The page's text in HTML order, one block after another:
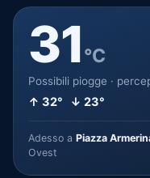
31°C
Possibili piogge ·
↑ 32° ↓ 23°
Adesso a Piazza
Ovest